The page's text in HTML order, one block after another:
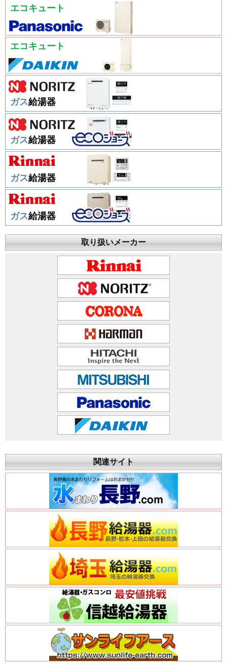
エコキュート
エコキュート
ガス給湯器
ガス給湯器
ガス給湯器
ガス給湯器
取り扱いメーカー
関連サイト